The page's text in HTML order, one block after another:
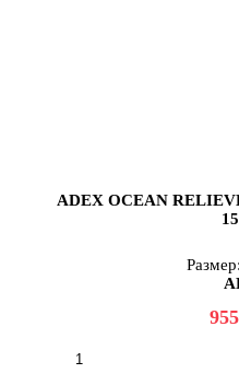
ADEX OCEAN
Размер:
955